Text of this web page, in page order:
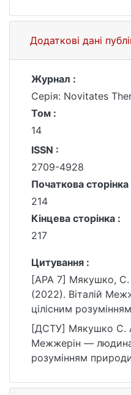
Додаткові дані
Журнал :
Серія: Novitates
Том :
14
ISSN :
2709-4928
Початкова сторінка
214
Кінцева сторінка :
217
Цитування :
[APA 7] Мякушко,
(2022). Віталій
цілісним
Novitates
https://
[ДСТУ] Мякушко С.
Межжерін — людина
розумінням
https://